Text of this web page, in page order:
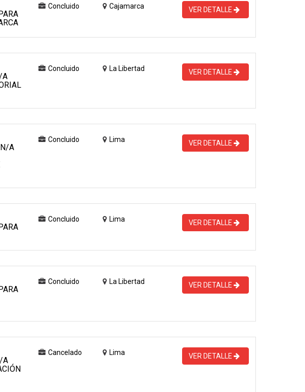
Concluido Cajamarca VER DETALLE
A
Concluido La Libertad VER DETALLE
A
Concluido Lima VER DETALLE
Concluido Lima VER DETALLE
Concluido La Libertad VER DETALLE
A
Cancelado Lima VER DETALLE